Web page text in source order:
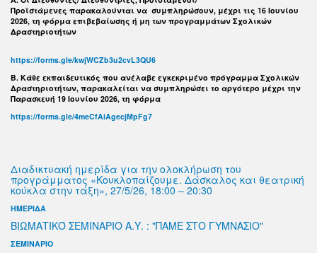
Προϊστάμενες παρακαλούνται να συμπληρώσουν, μέχρι τις 16 Ιουνίου
2026, τη φόρμα επιβεβαίωσης ή μη των προγραμμάτων Σχολικών
Δραστηριοτήτων
https://forms.gle/kwjWCZb3u2cvL3QU6
B. Κάθε εκπαιδευτικός που ανέλαβε εγκεκριμένο πρόγραμμα Σχολικών
Δραστηριοτήτων, παρακαλείται να συμπληρώσει το αργότερο μέχρι την
Παρασκευή 19 Ιουνίου 2026, τη φόρμα
https://forms.gle/4meCfAiAgecjMpFg7
Διαδικτυακή ημερίδα για την ολοκλήρωση του
προγράμματος «Κουκλοπαίζουμε. Δάσκαλος και θεατρική
κούκλα στην τάξη», 27/5/26, 18:00 – 20:30
ΗΜΕΡΙΔΑ
ΒΙΩΜΑΤΙΚΌ ΣΕΜΙΝΑΡΙΟ Α.Υ. : "ΠΑΜΕ ΣΤΟ ΓΥΜΝΑΣΙΟ"
ΣΕΜΙΝΑΡΙΟ